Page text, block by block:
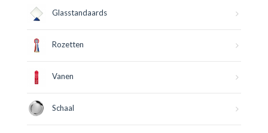
Glasstandaards
Rozetten
Vanen
Schaal